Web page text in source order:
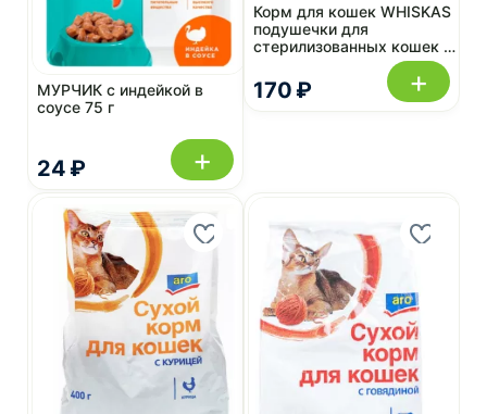
24 ₽
МУРЧИК с индейкой в
соусе 75 г
+
170 ₽
Корм для кошек WHISKAS
подушечки для
стерилизованных кошек и
котов с курицей 350 г
+